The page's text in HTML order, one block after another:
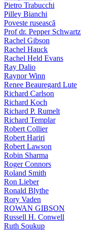
Pietro Trabucchi
Pilley Bianchi
Poveste rusească
Prof dr. Pepper Schwartz
Rachel Gibson
Rachel Hauck
Rachel Held Evans
Ray Dalio
Raynor Winn
Renee Beauregard Lute
Richard Carlson
Richard Koch
Richard P. Rumelt
Richard Templar
Robert Collier
Robert Hariri
Robert Lawson
Robin Sharma
Roger Connors
Roland Smith
Ron Lieber
Ronald Blythe
Rory Vaden
ROWAN GIBSON
Russell H. Conwell
Ruth Soukup